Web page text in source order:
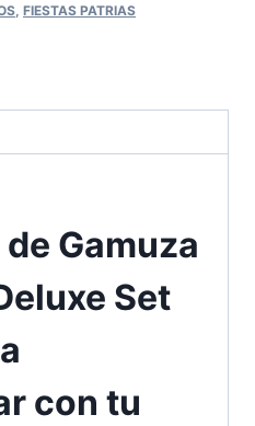
, FIESTAS PATRIAS
Gamuza
Set
con tu